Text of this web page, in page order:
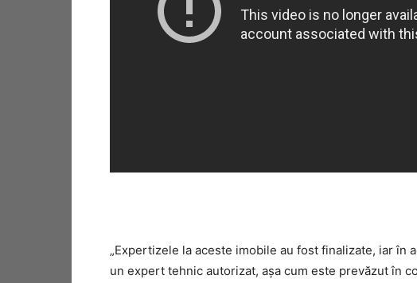
„Expertizele la aceste imobile au fost finalizate, iar în
un expert tehnic autorizat, aşa cum este prevăzut în